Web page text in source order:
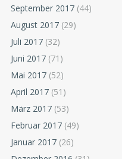
September 2017 (44)
August 2017 (29)
Juli 2017 (32)
Juni 2017 (71)
Mai 2017 (52)
April 2017 (51)
März 2017 (53)
Februar 2017 (49)
Januar 2017 (26)